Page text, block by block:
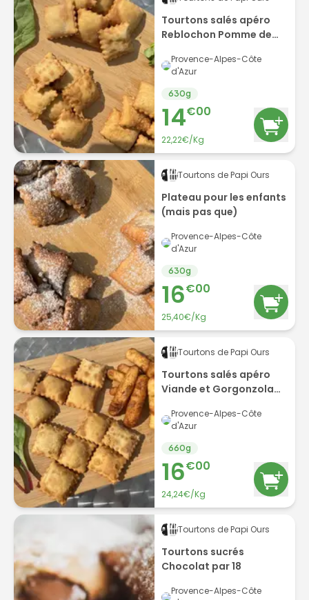
Tourtons salés apéro
Reblochon Pomme de
Provence-Alpes-Côte
d'Azur
630g
14€00
22,22€/Kg
Tourtons de Papi Ours
Plateau pour les enfants
(mais pas que)
Provence-Alpes-Côte
d'Azur
630g
16€00
25,40€/Kg
Tourtons de Papi Ours
Tourtons salés apéro
Viande et Gorgonzola
Provence-Alpes-Côte
d'Azur
660g
16€00
24,24€/Kg
Tourtons de Papi Ours
Tourtons sucrés
Chocolat par 18
Provence-Alpes-Côte